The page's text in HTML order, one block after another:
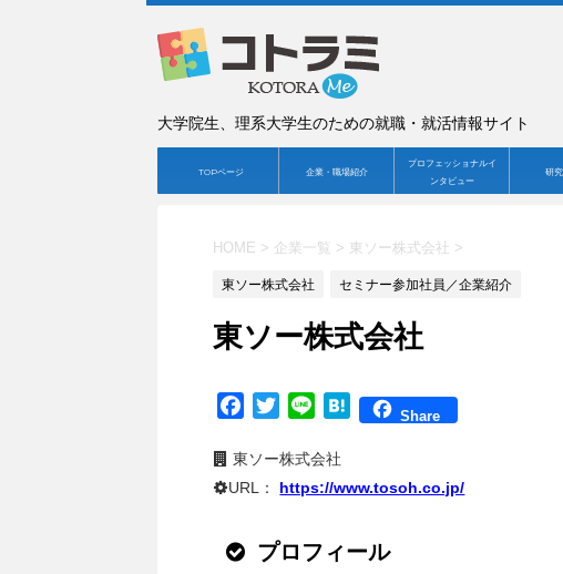
大学院生、理系大学生のための就職・就活情報サイト
TOPページ 企業・職場紹介
プロフェッショナルイ
ンタビュー
研
HOME > 企業一覧 > 東ソー株式会社 >
東ソー株式会社 セミナー参加社員／企業紹介
東ソー株式会社
c
e
i
t
e
r
n
e
H
e
Share
東ソー株式会社
URL： https://www.tosoh.co.jp/
プロフィール